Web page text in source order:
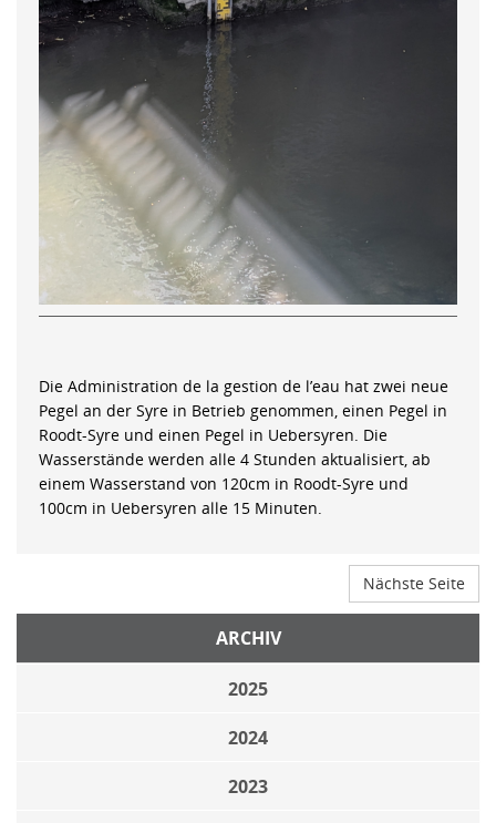
Die Administration de la gestion de l’eau hat zwei neue
Pegel an der Syre in Betrieb genommen, einen Pegel in
Roodt-Syre und einen Pegel in Uebersyren. Die
Wasserstände werden alle 4 Stunden aktualisiert, ab
einem Wasserstand von 120cm in Roodt-Syre und
100cm in Uebersyren alle 15 Minuten.
Nächste Seite
ARCHIV
2025
2024
2023